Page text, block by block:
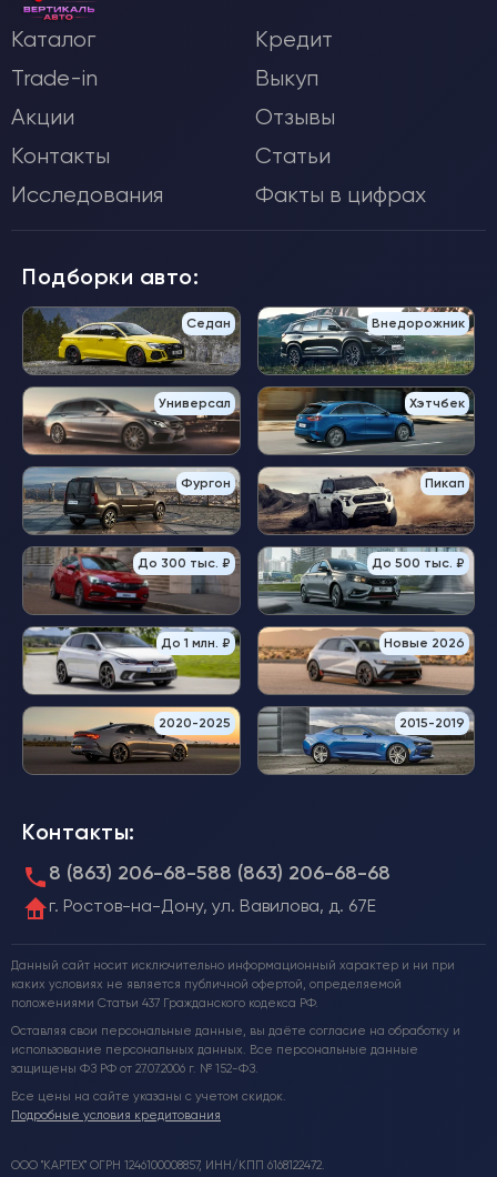
Каталог
Кредит
Trade-in
Выкуп
Акции
Отзывы
Контакты
Статьи
Исследования
Факты в цифрах
Подборки авто:
Седан Внедорожник
Универсал Хэтчбек
Фургон Пикап
До 300 тыс. ₽ До 500 тыс. ₽
До 1 млн. ₽ Новые 2026
2020-2025 2015-2019
Контакты:
8 (863) 206-68-588 (863) 206-68-68
г. Ростов-на-Дону, ул. Вавилова, д. 67Е
Данный сайт носит исключительно информационный характер и ни при
каких условиях не является публичной офертой, определяемой
положениями Статьи 437 Гражданского кодекса РФ.
Оставляя свои персональные данные, вы даёте согласие на обработку и
использование персональных данных. Все персональные данные
защищены ФЗ РФ от 27.07.2006 г. № 152-ФЗ.
Все цены на сайте указаны с учетом скидок.
Подробные условия кредитования
ООО "КАРТЕХ" ОГРН 1246100008857, ИНН/КПП 6168122472.